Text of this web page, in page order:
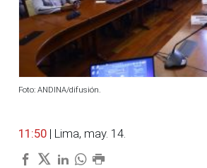
Foto: ANDINA/difusión.
11:50 | Lima, may. 14.